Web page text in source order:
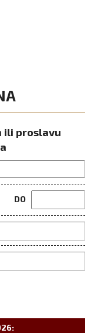
ili proslavu
DO
: